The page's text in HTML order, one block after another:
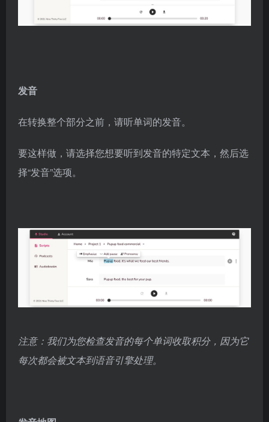
发音
在转换整个部分之前，请听单词的发音。
要这样做，请选择您想要听到发音的特定文本，然后选
择“发音”选项。
注意：我们为您检查发音的每个单词收取积分，因为它
每次都会被文本到语音引擎处理。